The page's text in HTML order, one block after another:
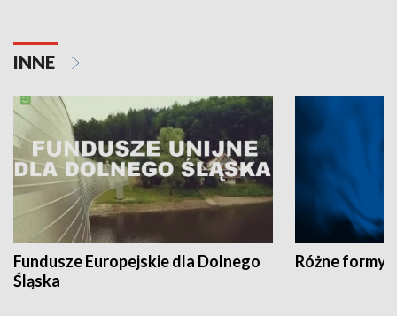
INNE
Fundusze Europejskie dla Dolnego
Śląska
Różne formy